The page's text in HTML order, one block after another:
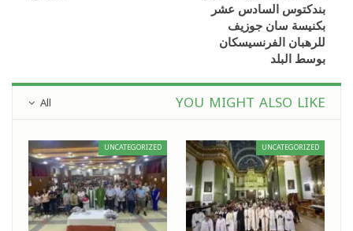
بندكتوس السادس عشر
بكنيسة سان جوزيف
للرهبان الفرنسيسكان
بوسط البلد
All YOU MIGHT ALSO LIKE
UNCATEGORIZED
UNCATEGORIZED